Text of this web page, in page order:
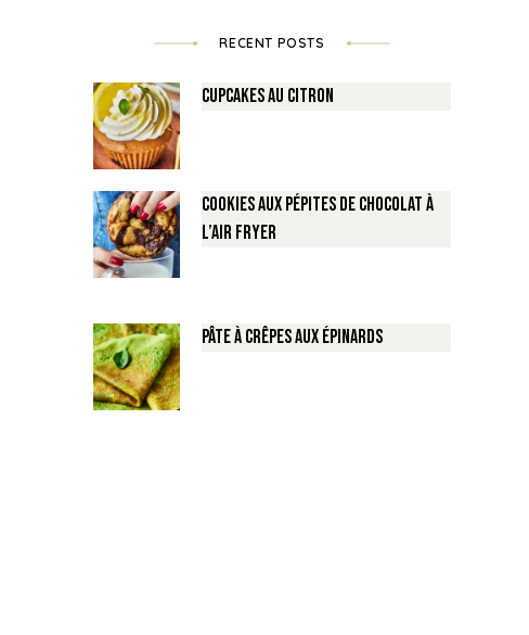
RECENT POSTS
Cupcakes au Citron
Cookies aux pépites de Chocolat à
l’air fryer
Pâte à crêpes aux épinards